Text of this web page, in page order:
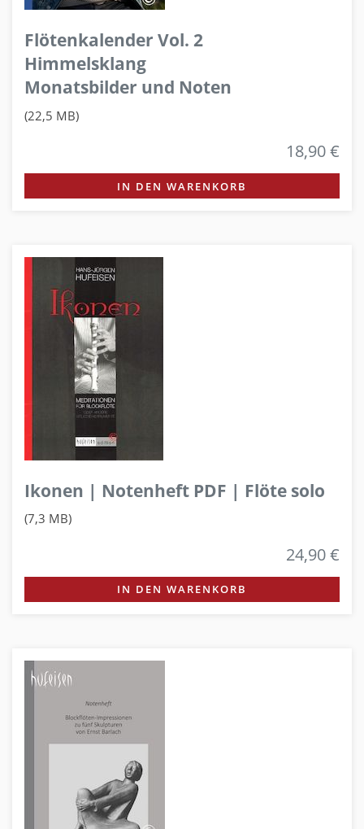
Flötenkalender Vol. 2
Himmelsklang
Monatsbilder und Noten
(22,5 MB)
18,90 €
IN DEN WARENKORB
Ikonen | Notenheft PDF | Flöte solo
(7,3 MB)
24,90 €
IN DEN WARENKORB